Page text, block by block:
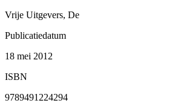
Vrije Uitgevers, De
Publicatiedatum
18 mei 2012
ISBN
9789491224294